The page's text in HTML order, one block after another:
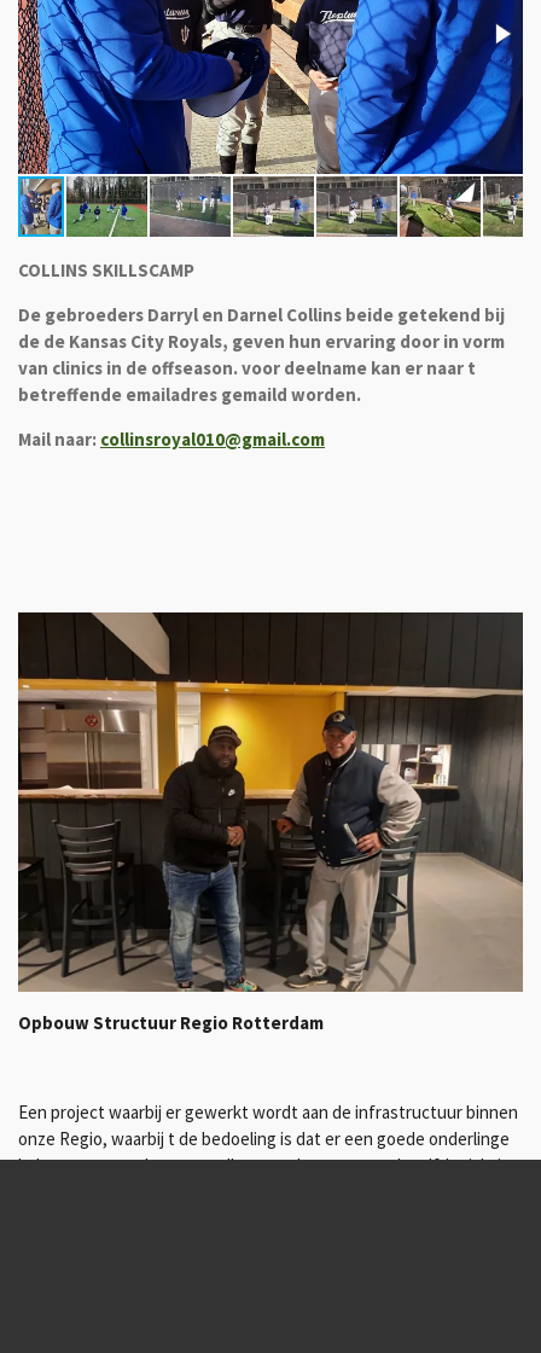
COLLINS SKILLSCAMP
De gebroeders Darryl en Darnel Collins beide getekend bij
de de Kansas City Royals, geven hun ervaring door in vorm
van clinics in de offseason. voor deelname kan er naar t
betreffende emailadres gemaild worden.
Mail naar: collinsroyal010@gmail.com
Opbouw Structuur Regio Rotterdam
Een project waarbij er gewerkt wordt aan de infrastructuur binnen
onze Regio, waarbij t de bedoeling is dat er een goede onderlinge
balans ontstaand waar we allen met de neus naar dezelfde richting